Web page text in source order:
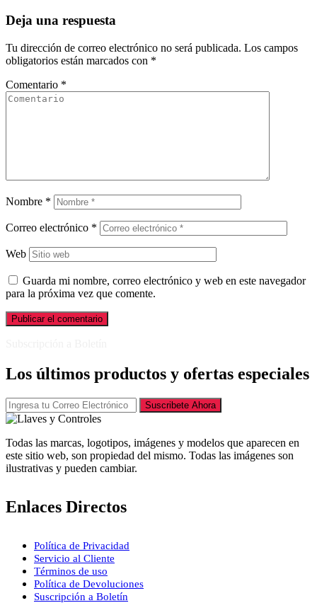
Deja una respuesta
Tu dirección de correo electrónico no será publicada. Los campos
obligatorios están marcados con *
Comentario *
Nombre *
Correo electrónico *
Web
Guarda mi nombre, correo electrónico y web en este navegador
para la próxima vez que comente.
Los últimos productos y ofertas especiales
Suscribete Ahora
Todas las marcas, logotipos, imágenes y modelos que aparecen en
este sitio web, son propiedad del mismo. Todas las imágenes son
ilustrativas y pueden cambiar.
Enlaces Directos
Política de Privacidad
Servicio al Cliente
Términos de uso
Política de Devoluciones
Suscripción a Boletín